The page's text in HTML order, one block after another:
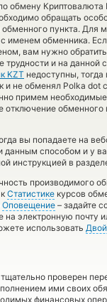
обмену Криптовалюта
обращать
пункта. Для
именем обменника.
вам нужно
и на данной
KZT недоступны,
и не обменял Polka dot
примем
обменного
вы попадаете на
данным способом и у
инструкцией в
производимого
Статистике курсов
Оповещение – задайте
на электронную почту
использовать
проверен
ими своих
финансовых